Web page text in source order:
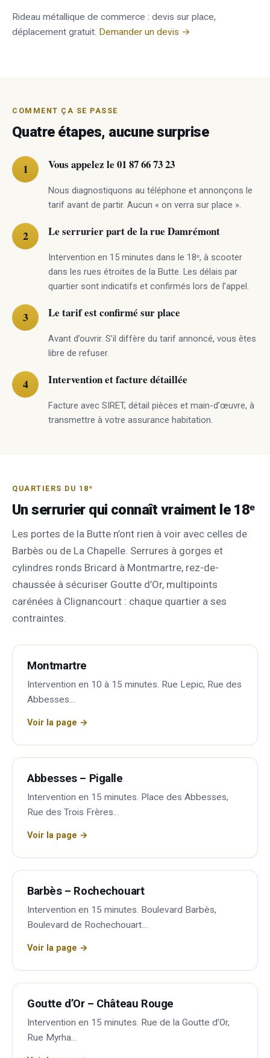
Rideau métallique de commerce : devis sur place,
déplacement gratuit. Demander un devis →
COMMENT ÇA SE PASSE
Quatre étapes, aucune surprise
Vous appelez le 01 87 66 73 23
Nous diagnostiquons au téléphone et annonçons le
tarif avant de partir. Aucun « on verra sur place ».
Le serrurier part de la rue Damrémont
Intervention en 15 minutes dans le 18ᵉ, à scooter
dans les rues étroites de la Butte. Les délais par
quartier sont indicatifs et confirmés lors de l’appel.
Le tarif est confirmé sur place
Avant d’ouvrir. S’il diffère du tarif annoncé, vous êtes
libre de refuser.
Intervention et facture détaillée
Facture avec SIRET, détail pièces et main-d’œuvre, à
transmettre à votre assurance habitation.
QUARTIERS DU 18ᵉ
Un serrurier qui connaît vraiment le 18ᵉ
Les portes de la Butte n’ont rien à voir avec celles de
Barbès ou de La Chapelle. Serrures à gorges et
cylindres ronds Bricard à Montmartre, rez-de-
chaussée à sécuriser Goutte d’Or, multipoints
carénées à Clignancourt : chaque quartier a ses
contraintes.
Montmartre
Intervention en 10 à 15 minutes. Rue Lepic, Rue des
Abbesses…
Voir la page →
Abbesses – Pigalle
Intervention en 15 minutes. Place des Abbesses,
Rue des Trois Frères…
Voir la page →
Barbès – Rochechouart
Intervention en 15 minutes. Boulevard Barbès,
Boulevard de Rochechouart…
Voir la page →
Goutte d’Or – Château Rouge
Intervention en 15 minutes. Rue de la Goutte d’Or,
Rue Myrha…